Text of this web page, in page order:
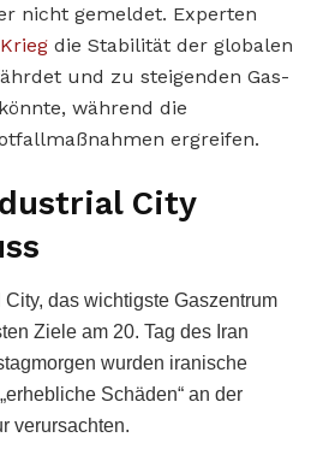
nicht gemeldet. Experten
die Stabilität der globalen
und zu steigenden Gas-
während die
ergreifen.
City
das wichtigste Gaszentrum
Ziele am 20. Tag des Iran
wurden iranische
Schäden“ an der
verursachten.